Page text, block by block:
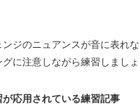
ジのニュアンスが音に表れ
に注意しながら練習しましょ
応用されている練習記事